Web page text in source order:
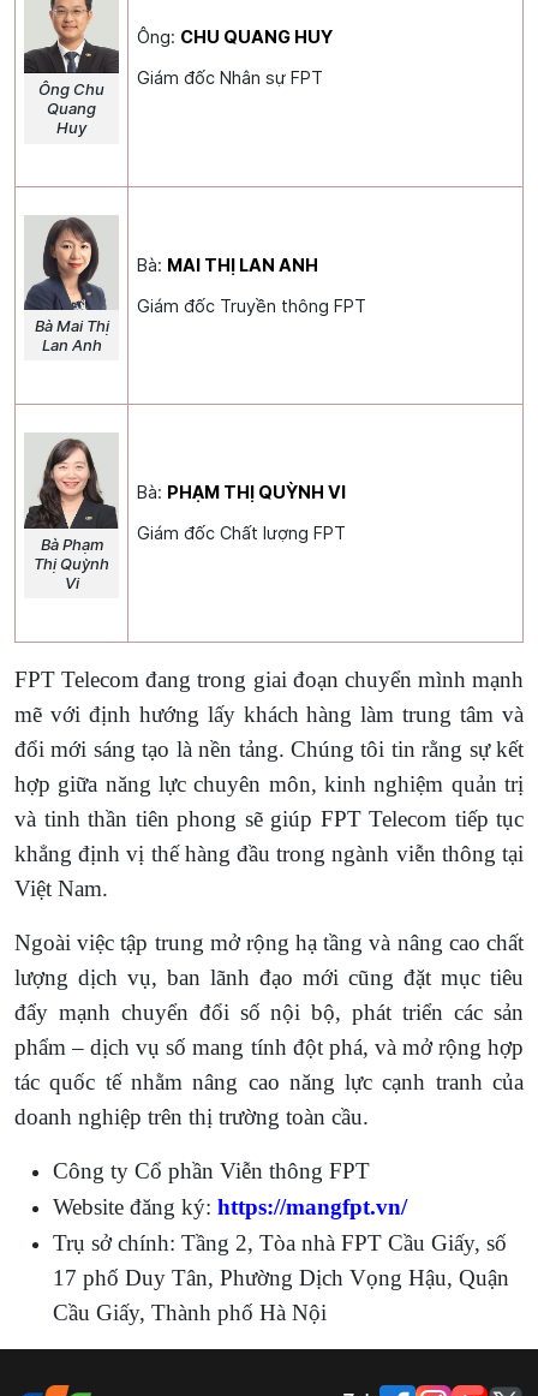
Ông Chu
Quang
Huy
Ông: CHU QUANG HUY
Giám đốc Nhân sự FPT
Bà Mai Thị
Lan Anh
Bà: MAI THỊ LAN ANH
Giám đốc Truyền thông FPT
Bà Phạm
Thị Quỳnh
Vi
Bà: PHẠM THỊ QUỲNH VI
Giám đốc Chất lượng FPT
FPT Telecom đang trong giai đoạn chuyển mình mạnh
mẽ với định hướng lấy khách hàng làm trung tâm và
đổi mới sáng tạo là nền tảng. Chúng tôi tin rằng sự kết
hợp giữa năng lực chuyên môn, kinh nghiệm quản trị
và tinh thần tiên phong sẽ giúp FPT Telecom tiếp tục
khẳng định vị thế hàng đầu trong ngành viễn thông tại
Việt Nam.
Ngoài việc tập trung mở rộng hạ tầng và nâng cao chất
lượng dịch vụ, ban lãnh đạo mới cũng đặt mục tiêu
đẩy mạnh chuyển đổi số nội bộ, phát triển các sản
phẩm – dịch vụ số mang tính đột phá, và mở rộng hợp
tác quốc tế nhằm nâng cao năng lực cạnh tranh của
doanh nghiệp trên thị trường toàn cầu.
Công ty Cổ phần Viễn thông FPT
Website đăng ký: https://mangfpt.vn/
Trụ sở chính: Tầng 2, Tòa nhà FPT Cầu Giấy, số
17 phố Duy Tân, Phường Dịch Vọng Hậu, Quận
Cầu Giấy, Thành phố Hà Nội